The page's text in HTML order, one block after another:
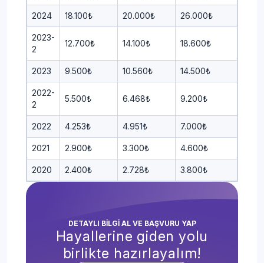
2024 18.100₺ 20.000₺ 26.000₺
2023-
2
12.700₺ 14.100₺ 18.600₺
2023 9.500₺ 10.560₺ 14.500₺
2022-
2
5.500₺ 6.468₺ 9.200₺
2022 4.253₺ 4.951₺ 7.000₺
2021 2.900₺ 3.300₺ 4.600₺
2020 2.400₺ 2.728₺ 3.800₺
DETAYLI BİLGİ AL VE BAŞVURU YAP
Hayallerine giden yolu
birlikte hazırlayalım!